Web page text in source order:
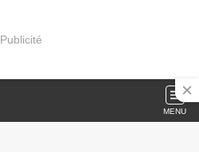
Publicité
MENU